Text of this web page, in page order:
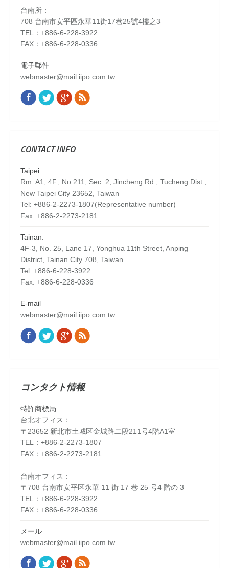
台南所：
708 台南市安平區永華11街17巷25號4樓之3
TEL：+886-6-228-3922
FAX：+886-6-228-0336
電子郵件
webmaster@mail.iipo.com.tw
Find us on:
Facebook
TwitterGoogle+
Rss
CONTACT INFO
Taipei:
Rm. A1, 4F., No.211, Sec. 2, Jincheng Rd., Tucheng Dist.,
New Taipei City 23652, Taiwan
Tel: +886-2-2273-1807(Representative number)
Fax: +886-2-2273-2181
Tainan:
4F-3, No. 25, Lane 17, Yonghua 11th Street, Anping
District, Tainan City 708, Taiwan
Tel: +886-6-228-3922
Fax: +886-6-228-0336
E-mail
webmaster@mail.iipo.com.tw
Find us on:
Facebook
TwitterGoogle+
Rss
コンタクト情報
特許商標局
台北オフィス：
〒23652 新北市土城区金城路二段211号4階A1室
TEL：+886-2-2273-1807
FAX：+886-2-2273-2181
台南オフィス：
〒708 台南市安平区永華 11 街 17 巷 25 号4 階の 3
TEL：+886-6-228-3922
FAX：+886-6-228-0336
メール
webmaster@mail.iipo.com.tw
Find us on:
Facebook
TwitterGoogle+
Rss